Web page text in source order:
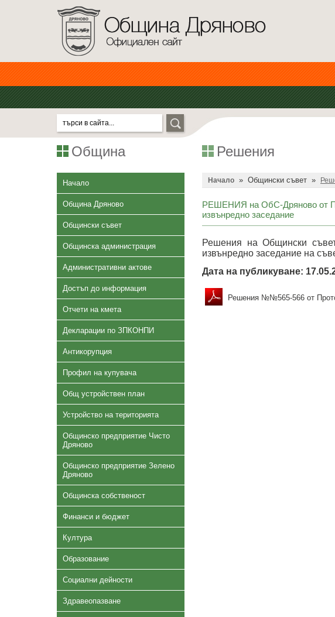
Община
Начало
Община Дряново
Общински съвет
Общинска администрация
Административни актове
Достъп до информация
Отчети на кмета
Декларации по ЗПКОНПИ
Антикорупция
Профил на купувача
Общ устройствен план
Устройство на територията
Общинско предприятие Чисто
Дряново
Общинско предприятие Зелено
Дряново
Общинска собственост
Финанси и бюджет
Култура
Образование
Социални дейности
Здравеопазване
Решения
Начало » Общински съвет »
РЕШЕНИЯ на ОбС-Дряново от
извънредно заседание
Решения на Общински
извънредно заседание на
Дата на публикуване:
Решения №№565-566 от